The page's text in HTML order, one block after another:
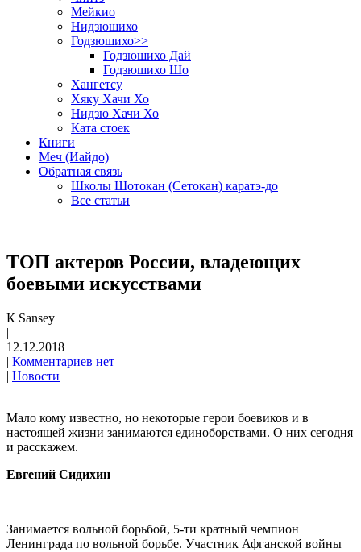
Мейкио
Нидзюшихо
Годзюшихо>>
Годзюшихо Дай
Годзюшихо Шо
Хангетсу
Хяку Хачи Хо
Нидзю Хачи Хо
Ката стоек
Книги
Меч (Иайдо)
Обратная связь
Школы Шотокан (Сетокан) каратэ-до
Все статьи
ТОП актеров России, владеющих
боевыми искусствами
К Sansey
|
12.12.2018
| Комментариев нет
| Новости
Мало кому известно, но некоторые герои боевиков и в
настоящей жизни занимаются единоборствами. О них сегодня
и расскажем.
Евгений Сидихин
Занимается вольной борьбой, 5-ти кратный чемпион
Ленинграда по вольной борьбе. Участник Афганской войны